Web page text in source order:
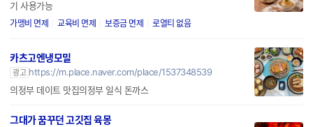
기 사용가능
가맹비 면제 교육비 면제 보증금 면제 로열티 없음
카츠고엔냉모밀
광고 https://m.place.naver.com/place/1537348539
의정부 데이트 맛집의정부 일식 돈까스
그대가 꿈꾸던 고깃집 육몽